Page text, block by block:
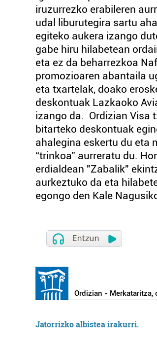
iruzurrezko erabileren
udal liburutegira sartu
egiteko aukera izango
gabe hiru hilabetean
eta ez da beharrezkoa
promozioaren abantaila
eta txartelak, doako
deskontuak Lazkaoko
izango da. Ordizian Visa
bitarteko deskontuak
ahalegina eskertu du eta
“trinkoa” aurreratu du.
erdialdean "Zabalik"
aurkeztuko da eta
egongo den Kale
Ordizian - Merkataritza,
Jatorrizko albistea irakurri.